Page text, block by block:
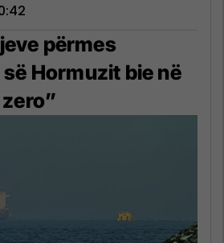
përmes
Hormuzit bie në